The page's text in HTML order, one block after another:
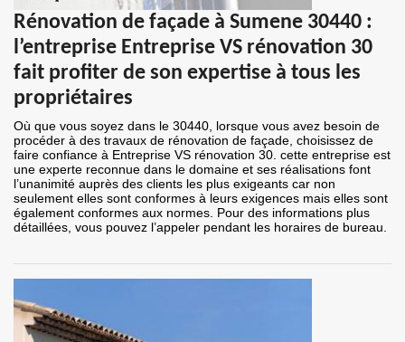
Rénovation de façade à Sumene 30440 :
l’entreprise Entreprise VS rénovation 30
fait profiter de son expertise à tous les
propriétaires
Où que vous soyez dans le 30440, lorsque vous avez besoin de
procéder à des travaux de rénovation de façade, choisissez de
faire confiance à Entreprise VS rénovation 30. cette entreprise est
une experte reconnue dans le domaine et ses réalisations font
l’unanimité auprès des clients les plus exigeants car non
seulement elles sont conformes à leurs exigences mais elles sont
également conformes aux normes. Pour des informations plus
détaillées, vous pouvez l’appeler pendant les horaires de bureau.